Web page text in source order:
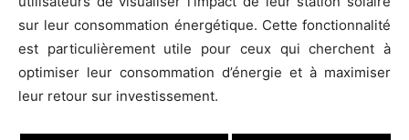
sur leur consommation énergétique. Cette fonctionnalité
est particulièrement utile pour ceux qui cherchent à
optimiser leur consommation d’énergie et à maximiser
leur retour sur investissement.